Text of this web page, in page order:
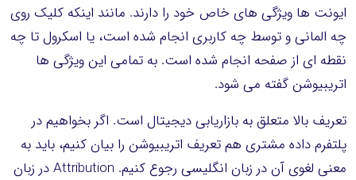
ایونت ها ویژگی های خاص خود را دارند. مانند اینکه کلیک روی
چه المانی و توسط چه کاربری انجام شده است، یا اسکرول تا چه
نقطه ای از صفحه انجام شده است. به تمامی این ویژگی ها
اتریبیوشن گفته می شود.
تعریف بالا متعلق به بازاریابی دیجیتال است. اگر بخواهیم در
پلتفرم داده مشتری هم تعریف اتریبیوشن را بیان کنیم، باید به
معنی لغوی آن در زبان انگلیسی رجوع کنیم. Attribution در زبان